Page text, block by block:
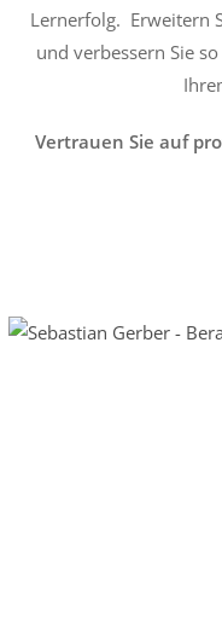
Lernerfolg. Erweitern
und verbessern Sie
Vertrauen Sie auf